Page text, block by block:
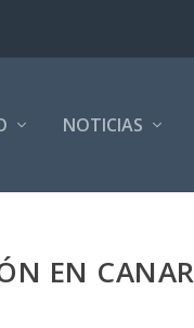
NOTICIAS
EN